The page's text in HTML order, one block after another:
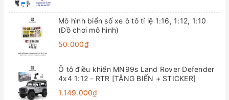
Mô hình biển số xe ô tô tỉ lệ 1:16, 1:12, 1:10
(Đồ chơi mô hình)
50.000₫
Ô tô điều khiển MN99s Land Rover Defender
4x4 1:12 - RTR [TẶNG BIỂN + STICKER]
1.149.000₫